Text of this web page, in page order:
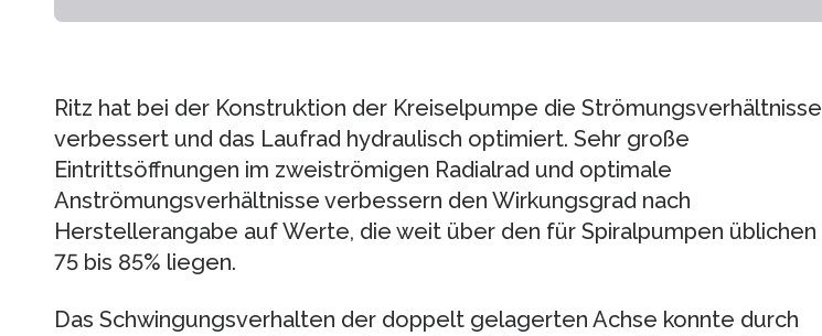
Ritz hat bei der Konstruktion der Kreiselpumpe die Strömungsverhältnisse
verbessert und das Laufrad hydraulisch optimiert. Sehr große
Eintrittsöffnungen im zweiströmigen Radialrad und optimale
Anströmungsverhältnisse verbessern den Wirkungsgrad nach
Herstellerangabe auf Werte, die weit über den für Spiralpumpen üblichen
75 bis 85% liegen.
Das Schwingungsverhalten der doppelt gelagerten Achse konnte durch